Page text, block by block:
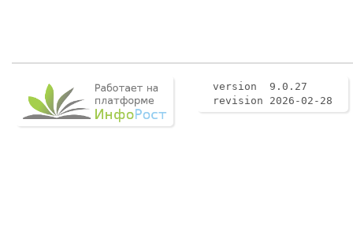
version 9.0.27
revision 2026-02-28